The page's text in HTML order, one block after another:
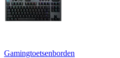
Gamingtoetsenborden